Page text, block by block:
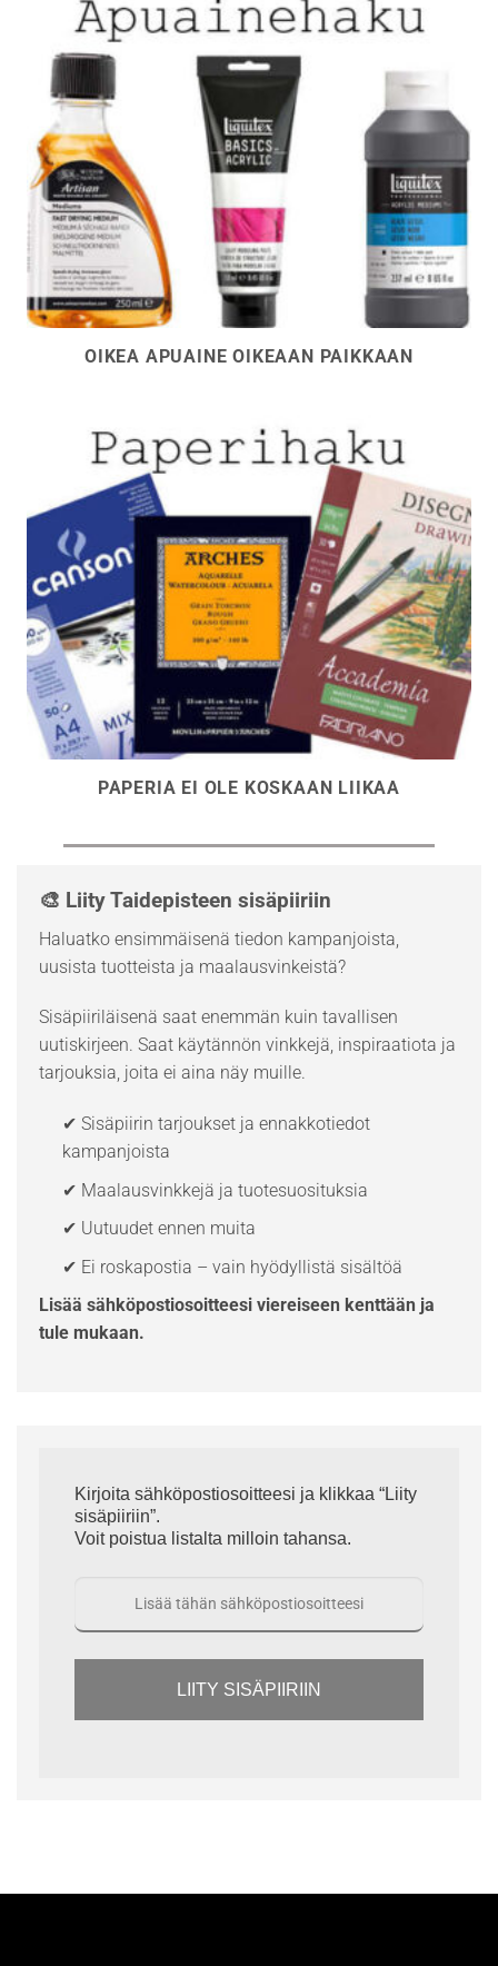
OIKEA APUAINE OIKEAAN PAIKKAAN
PAPERIA EI OLE KOSKAAN LIIKAA
🎨 Liity Taidepisteen sisäpiiriin
Haluatko ensimmäisenä tiedon kampanjoista,
uusista tuotteista ja maalausvinkeistä?
Sisäpiiriläisenä saat enemmän kuin tavallisen
uutiskirjeen. Saat käytännön vinkkejä, inspiraatiota ja
tarjouksia, joita ei aina näy muille.
✔ Sisäpiirin tarjoukset ja ennakkotiedot
kampanjoista
✔ Maalausvinkkejä ja tuotesuosituksia
✔ Uutuudet ennen muita
✔ Ei roskapostia – vain hyödyllistä sisältöä
Lisää sähköpostiosoitteesi viereiseen kenttään ja
tule mukaan.
Kirjoita sähköpostiosoitteesi ja klikkaa “Liity
sisäpiiriin”.
Voit poistua listalta milloin tahansa.
LIITY SISÄPIIRIIN